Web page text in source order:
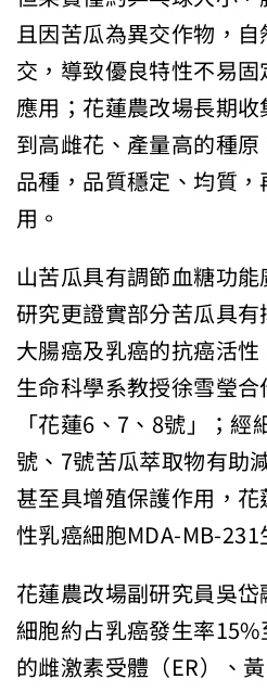
且因苦瓜為異交作物，
交，導致優良特性不易
應用；花蓮農改場長期
到高雌花、產量高的種
品種，品質穩定、均質
用。
山苦瓜具有調節血糖功
研究更證實部分苦瓜具
大腸癌及乳癌的抗癌活
生命科學系教授徐雪瑩
「花蓮6、7、8號」；
號、7號苦瓜萃取物有助
甚至具增殖保護作用，
性乳癌細胞MDA-MB-231
花蓮農改場副研究員吳
細胞約占乳癌發生率
的雌激素受體（ER）、